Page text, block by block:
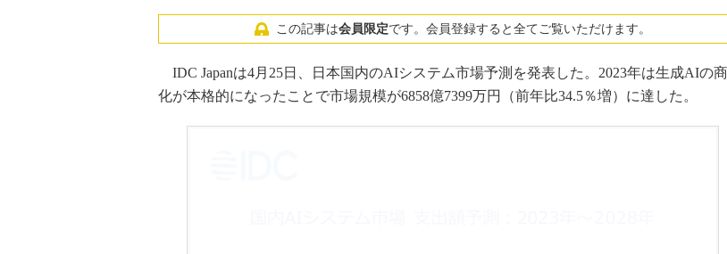
この記事は会員限定です。会員登録すると全てご覧いただけます。
IDC Japanは4月25日、日本国内のAIシステム市場予測を発表した。2023年は生成AIの
化が本格的になったことで市場規模が6858億7399万円（前年比34.5％増）に達した。